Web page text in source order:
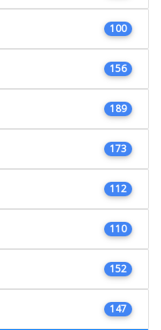
100
156
189
173
112
110
152
147